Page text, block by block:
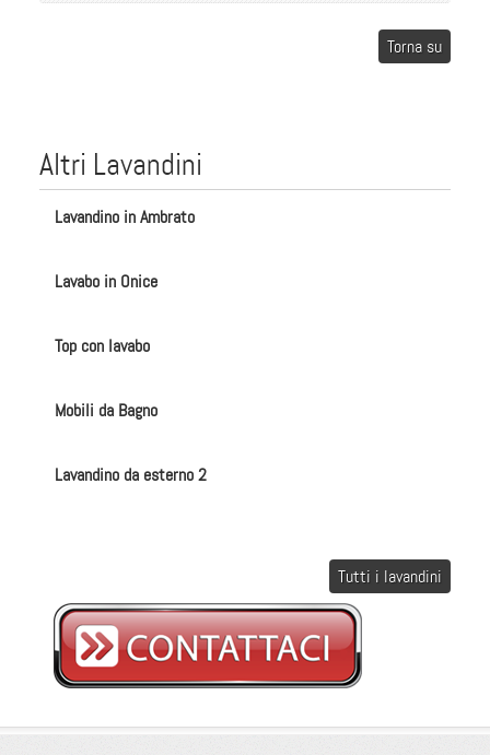
Torna su
Altri Lavandini
Lavandino in Ambrato
Lavabo in Onice
Top con lavabo
Mobili da Bagno
Lavandino da esterno 2
Tutti i lavandini